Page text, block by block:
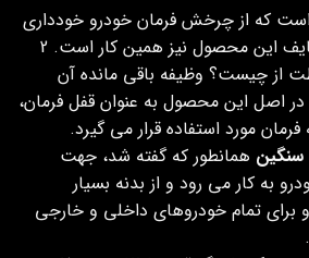
است که از چرخش فرمان خودرو خودداری
کند. در واقع یکی از وظایف این محصول نیز همین کار است. 2
از چیست؟ وظیفه باقی مانده آن
اصل این محصول به عنوان قفل فرمان،
مورد استفاده قرار می گیرد.
سنگین همانطور که گفته شد، جهت
به کار می رود و از بدنه‌ بسیار
تمام خودروهای داخلی و خارجی